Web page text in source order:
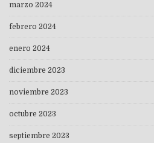
marzo 2024
febrero 2024
enero 2024
diciembre 2023
noviembre 2023
octubre 2023
septiembre 2023